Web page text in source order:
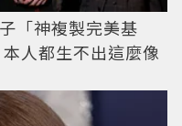
「神複製完美基
人都生不出這麼像